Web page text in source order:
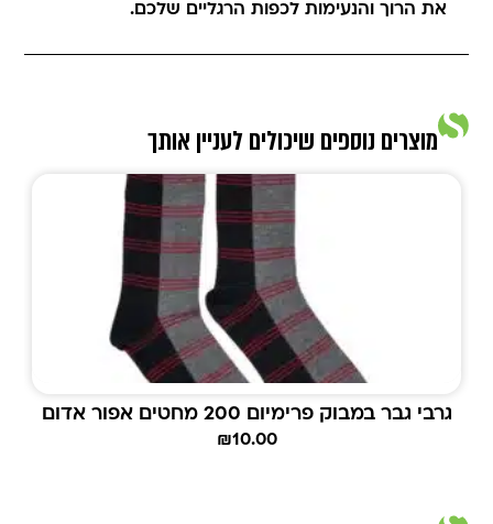
את הרוך והנעימות לכפות הרגליים שלכם.
מוצרים נוספים שיכולים לעניין אותך
גרבי גבר במבוק פרימיום 200 מחטים אפור אדום
₪10.00